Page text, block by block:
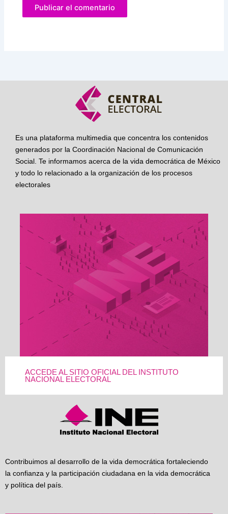
Es una plataforma multimedia que concentra los contenidos
generados por la Coordinación Nacional de Comunicación
Social. Te informamos acerca de la vida democrática de México
y todo lo relacionado a la organización de los procesos
electorales
ACCEDE AL SITIO OFICIAL DEL INSTITUTO
NACIONAL ELECTORAL
Contribuimos al desarrollo de la vida democrática fortaleciendo
la confianza y la participación ciudadana en la vida democrática
y política del país.